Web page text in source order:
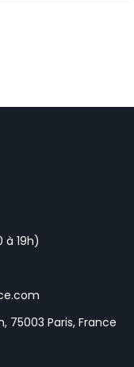
à 19h)
75003 Paris, France